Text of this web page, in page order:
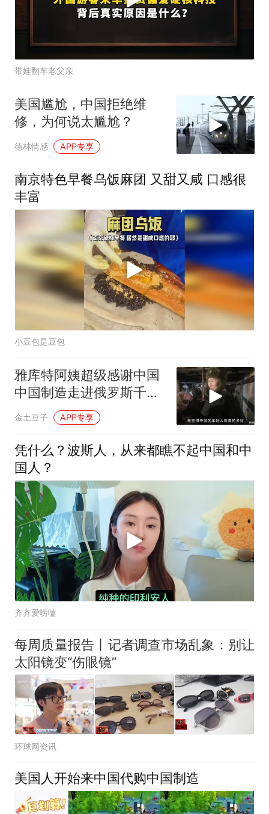
带娃翻车老父亲
美国尴尬，中国拒绝维
修，为何说太尴尬？
德林情感 APP专享
南京特色早餐乌饭麻团 又甜又咸 口感很
丰富
小豆包是豆包
雅库特阿姨超级感谢中国
中国制造走进俄罗斯千家
万户
金土豆子 APP专享
凭什么？波斯人，从来都瞧不起中国和中
国人？
齐齐爱唠嗑
每周质量报告丨记者调查市场乱象：别让
太阳镜变“伤眼镜”
环球网资讯
美国人开始来中国代购中国制造